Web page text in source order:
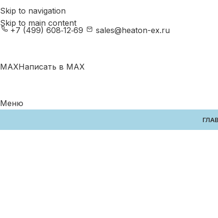
Skip to navigation
Skip to main content
+7 (499) 608‑12‑69 sales@heaton-ex.ru
MAXНаписать в MAX
Меню